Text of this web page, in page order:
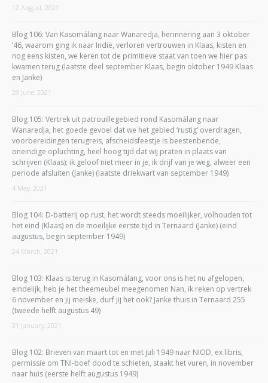
12 August, 2021
Blog 106: Van Kasomálang naar Wanaredja, herinnering aan 3 oktober
’46, waarom ging ik naar Indië, verloren vertrouwen in Klaas, kisten en
nog eens kisten, we keren tot de primitieve staat van toen we hier pas
kwamen terug (laatste deel september Klaas, begin oktober 1949 Klaas
en Janke)
28 June, 2021
Blog 105: Vertrek uit patrouillegebied rond Kasomálang naar
Wanaredja, het goede gevoel dat we het gebied ‘rustig’ overdragen,
voorbereidingen terugreis, afscheidsfeestje is beestenbende,
oneindige opluchting, heel hoog tijd dat wij praten in plaats van
schrijven (Klaas); ik geloof niet meer in je, ik drijf van je weg, alweer een
periode afsluiten (Janke) (laatste driekwart van september 1949)
4 May, 2021
Blog 104: D-batterij op rust, het wordt steeds moeilijker, volhouden tot
het eind (Klaas) en de moeilijke eerste tijd in Ternaard (Janke) (eind
augustus, begin september 1949)
24 March, 2021
Blog 103: Klaas is terug in Kasomálang, voor ons is het nu afgelopen,
eindelijk, heb je het theemeubel meegenomen Nan, ik reken op vertrek
6 november en jij meiske, durf jij het ook? Janke thuis in Ternaard 255
(tweede helft augustus 49)
31 January, 2021
Blog 102: Brieven van maart tot en met juli 1949 naar NIOD, ex libris,
permissie om TNI-boef dood te schieten, staakt het vuren, in november
naar huis (eerste helft augustus 1949)